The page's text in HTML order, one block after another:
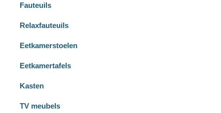
Fauteuils
Relaxfauteuils
Eetkamerstoelen
Eetkamertafels
Kasten
TV meubels